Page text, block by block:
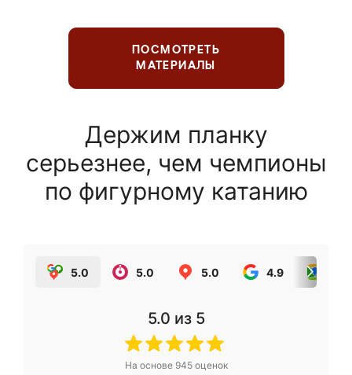
ПОСМОТРЕТЬ
МАТЕРИАЛЫ
Держим планку
серьезнее, чем чемпионы
по фигурному катанию
5.0 5.0 5.0 4.9
5.0 из 5
На основе 945оценок